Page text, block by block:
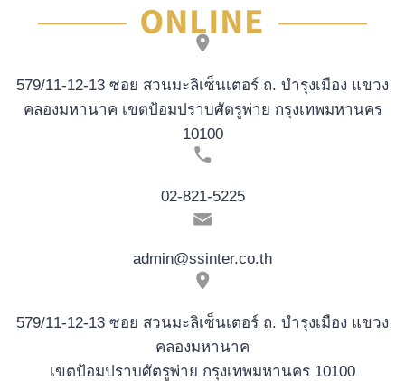
579/11-12-13 ซอย สวนมะลิเซ็นเตอร์ ถ. บำรุงเมือง แขวง
คลองมหานาค เขตป้อมปราบศัตรูพ่าย กรุงเทพมหานคร
10100
02-821-5225
admin@ssinter.co.th
579/11-12-13 ซอย สวนมะลิเซ็นเตอร์ ถ. บำรุงเมือง แขวง
คลองมหานาค
เขตป้อมปราบศัตรูพ่าย กรุงเทพมหานคร 10100